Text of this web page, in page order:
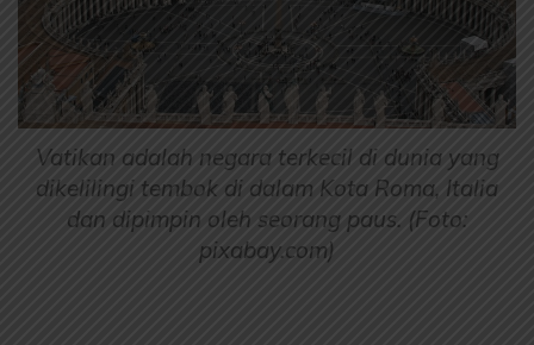
Vatikan adalah negara terkecil di dunia yang
dikelilingi tembok di dalam Kota Roma, Italia
dan dipimpin oleh seorang paus. (Foto:
pixabay.com)